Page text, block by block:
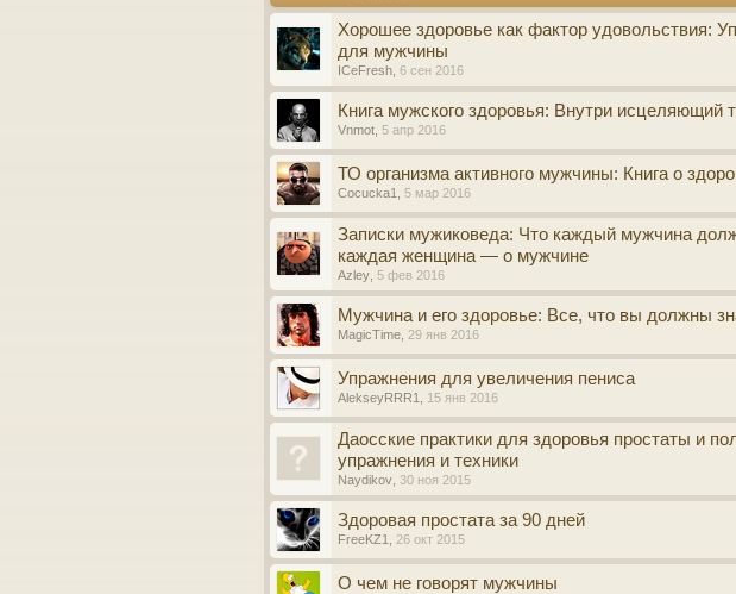
Хорошее здоровье как фактор удовольствия:
для мужчины
ICeFresh 6 сен 2016
Книга мужского здоровья: Внутри исцеляющий
Vnmot 5 апр 2016
ТО организма активного мужчины: Книга о
Cocucka1 5 мар 2016
Записки мужиковеда: Что каждый мужчина
каждая женщина — о мужчине
Azley 5 фев 2016
Мужчина и его здоровье: Все, что вы должны
MagicTime 29 янв 2016
Упражнения для увеличения пениса
AlekseyRRR1 15 янв 2016
Даосские практики для здоровья простаты и
упражнения и техники
Naydikov 30 ноя 2015
Здоровая простата за 90 дней
FreeKZ1 26 окт 2015
О чем не говорят мужчины